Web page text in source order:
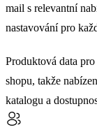
mail s relevantní
nastavování pro
Produktová data
shopu, takže
katalogu a